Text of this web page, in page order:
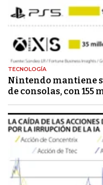
TECNOLOGÍA
Nintendo mantiene
de consolas, con 155